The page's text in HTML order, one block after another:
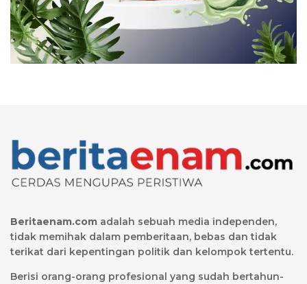
Beritaenam.com adalah sebuah media independen,
tidak memihak dalam pemberitaan, bebas dan tidak
terikat dari kepentingan politik dan kelompok tertentu.
Berisi orang-orang profesional yang sudah bertahun-